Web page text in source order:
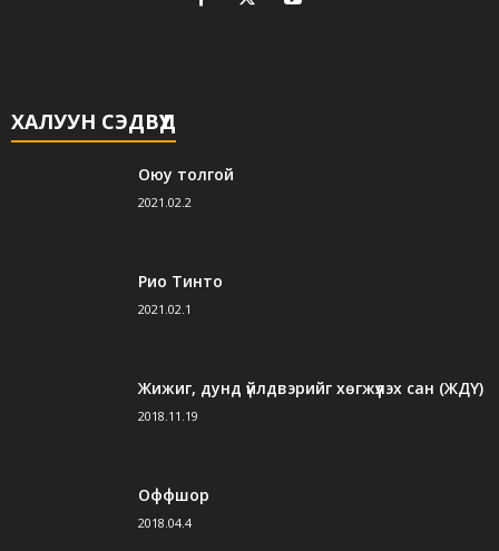
ХАЛУУН СЭДВҮҮД
Оюу толгой
2021.02.2
Рио Тинто
2021.02.1
Жижиг, дунд үйлдвэрийг хөгжүүлэх сан (ЖДҮ)
2018.11.19
Оффшор
2018.04.4